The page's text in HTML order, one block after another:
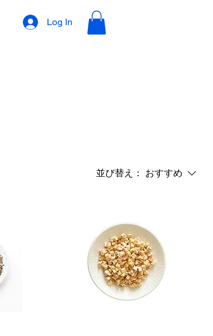
オリジナルブレンド精油 ご相談窓口
Log In
並び替え： おすすめ